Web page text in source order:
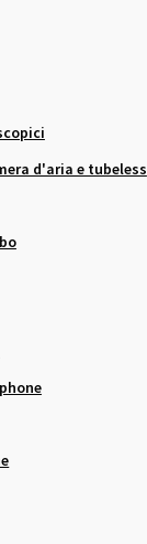
d'aria e tubeless